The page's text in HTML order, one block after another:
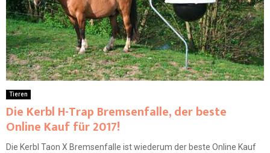
Tieren
Die Kerbl H-Trap Bremsenfalle, der beste
Online Kauf für 2017!
Die Kerbl Taon X Bremsenfalle ist wiederum der beste Online Kauf